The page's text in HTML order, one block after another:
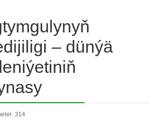
– dünýä
314